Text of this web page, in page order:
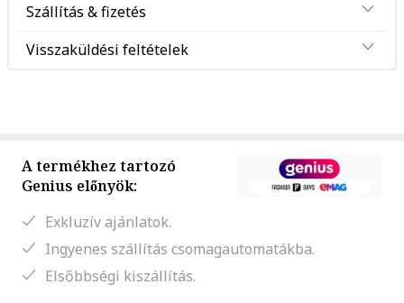
Szállítás & fizetés
Visszaküldési feltételek
A termékhez tartozó
Genius előnyök:
Exkluzív ajánlatok.
Ingyenes szállítás csomagautomatákba.
Elsőbbségi kiszállítás.